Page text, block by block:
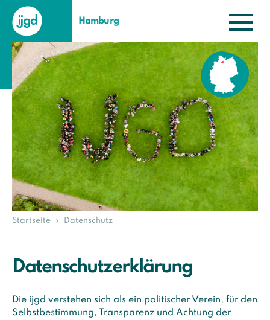
Hamburg
Startseite Datenschutz
Datenschutz­erklärung
Die ijgd verstehen sich als ein politischer Verein, für den
Selbstbestimmung, Transparenz und Achtung der